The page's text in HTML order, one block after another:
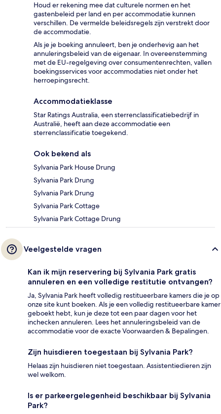
Houd er rekening mee dat culturele normen en het
gastenbeleid per land en per accommodatie kunnen
verschillen. De vermelde beleidsregels zijn verstrekt door
de accommodatie.
Als je je boeking annuleert, ben je onderhevig aan het
annuleringsbeleid van de eigenaar. In overeenstemming
met de EU-regelgeving over consumentenrechten, vallen
boekingsservices voor accommodaties niet onder het
herroepingsrecht.
Accommodatieklasse
Star Ratings Australia, een sterrenclassificatiebedrijf in
Australië, heeft aan deze accommodatie een
sterrenclassificatie toegekend.
Ook bekend als
Sylvania Park House Drung
Sylvania Park Drung
Sylvania Park Drung
Sylvania Park Cottage
Sylvania Park Cottage Drung
Veelgestelde vragen
Kan ik mijn reservering bij Sylvania Park gratis
annuleren en een volledige restitutie ontvangen?
Ja, Sylvania Park heeft volledig restitueerbare kamers die je op
onze site kunt boeken. Als je een volledig restitueerbare kamer
geboekt hebt, kun je deze tot een paar dagen voor het
inchecken annuleren. Lees het annuleringsbeleid van de
accommodatie voor de exacte Voorwaarden & Bepalingen.
Zijn huisdieren toegestaan bij Sylvania Park?
Helaas zijn huisdieren niet toegestaan. Assistentiedieren zijn
wel welkom.
Is er parkeergelegenheid beschikbaar bij Sylvania
Park?